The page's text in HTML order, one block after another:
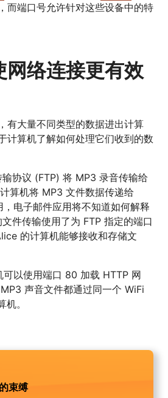
而端口号允许针对这些设备中的特
网络连接更有效
有大量不同类型的数据进出计算
计算机了解如何处理它们收到的数
协议 (FTP) 将 MP3 录音传输给
算机将 MP3 文件数据传递给
电子邮件应用将不知道如何解释
件传输使用了为 FTP 指定的端口
的计算机能够接收和存储文
以使用端口 80 加载 HTTP 网
声音文件都通过同一个 WiFi
。
束缚